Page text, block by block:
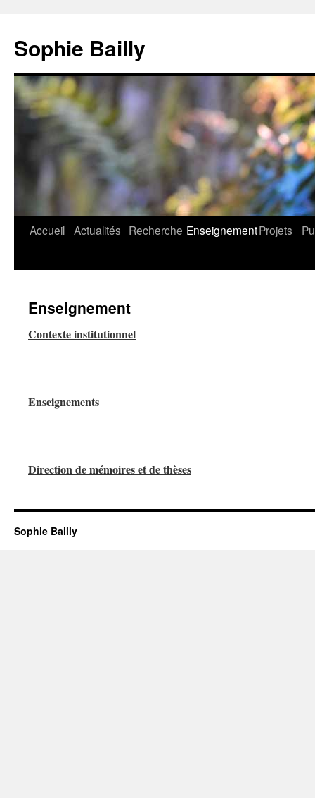
contenu
Sophie Bailly
Accueil Actualités Recherche EnseignementProjets
Enseignement
Contexte institutionnel
Enseignements
Direction de mémoires et de thèses
Sophie Bailly